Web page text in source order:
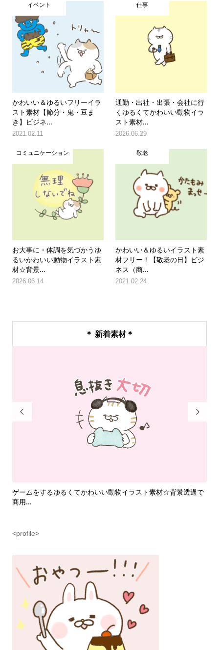
イベント
かわいい＆ゆるいフリーイラ
スト素材【節分・鬼・豆ま
き】ビジネ...
2021.02.11
仕事
通勤・出社・出張・会社に行
くゆるくてかわいい動物イラ
スト素材...
2026.06.29
コミュニケーション
お大事に・体調を気づかうゆ
るいかわいい動物イラスト素
材☆背景...
2026.06.14
敬老
かわいい＆ゆるいイラスト素
材フリー！【敬老の日】ビジ
ネス（商...
2021.02.24
＊ 新着素材＊

ゲームをするゆるくてかわいい動物イラスト素材☆背景透過で
商用...

<profile>